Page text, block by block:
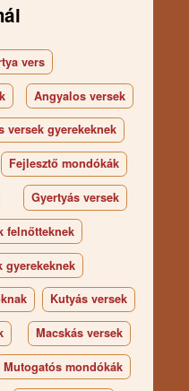
vers
Angyalos versek
versek gyerekeknek
Fejlesztő mondókák
Gyertyás versek
felnőtteknek
gyerekeknek
Kutyás versek
Macskás versek
Mutogatós mondókák